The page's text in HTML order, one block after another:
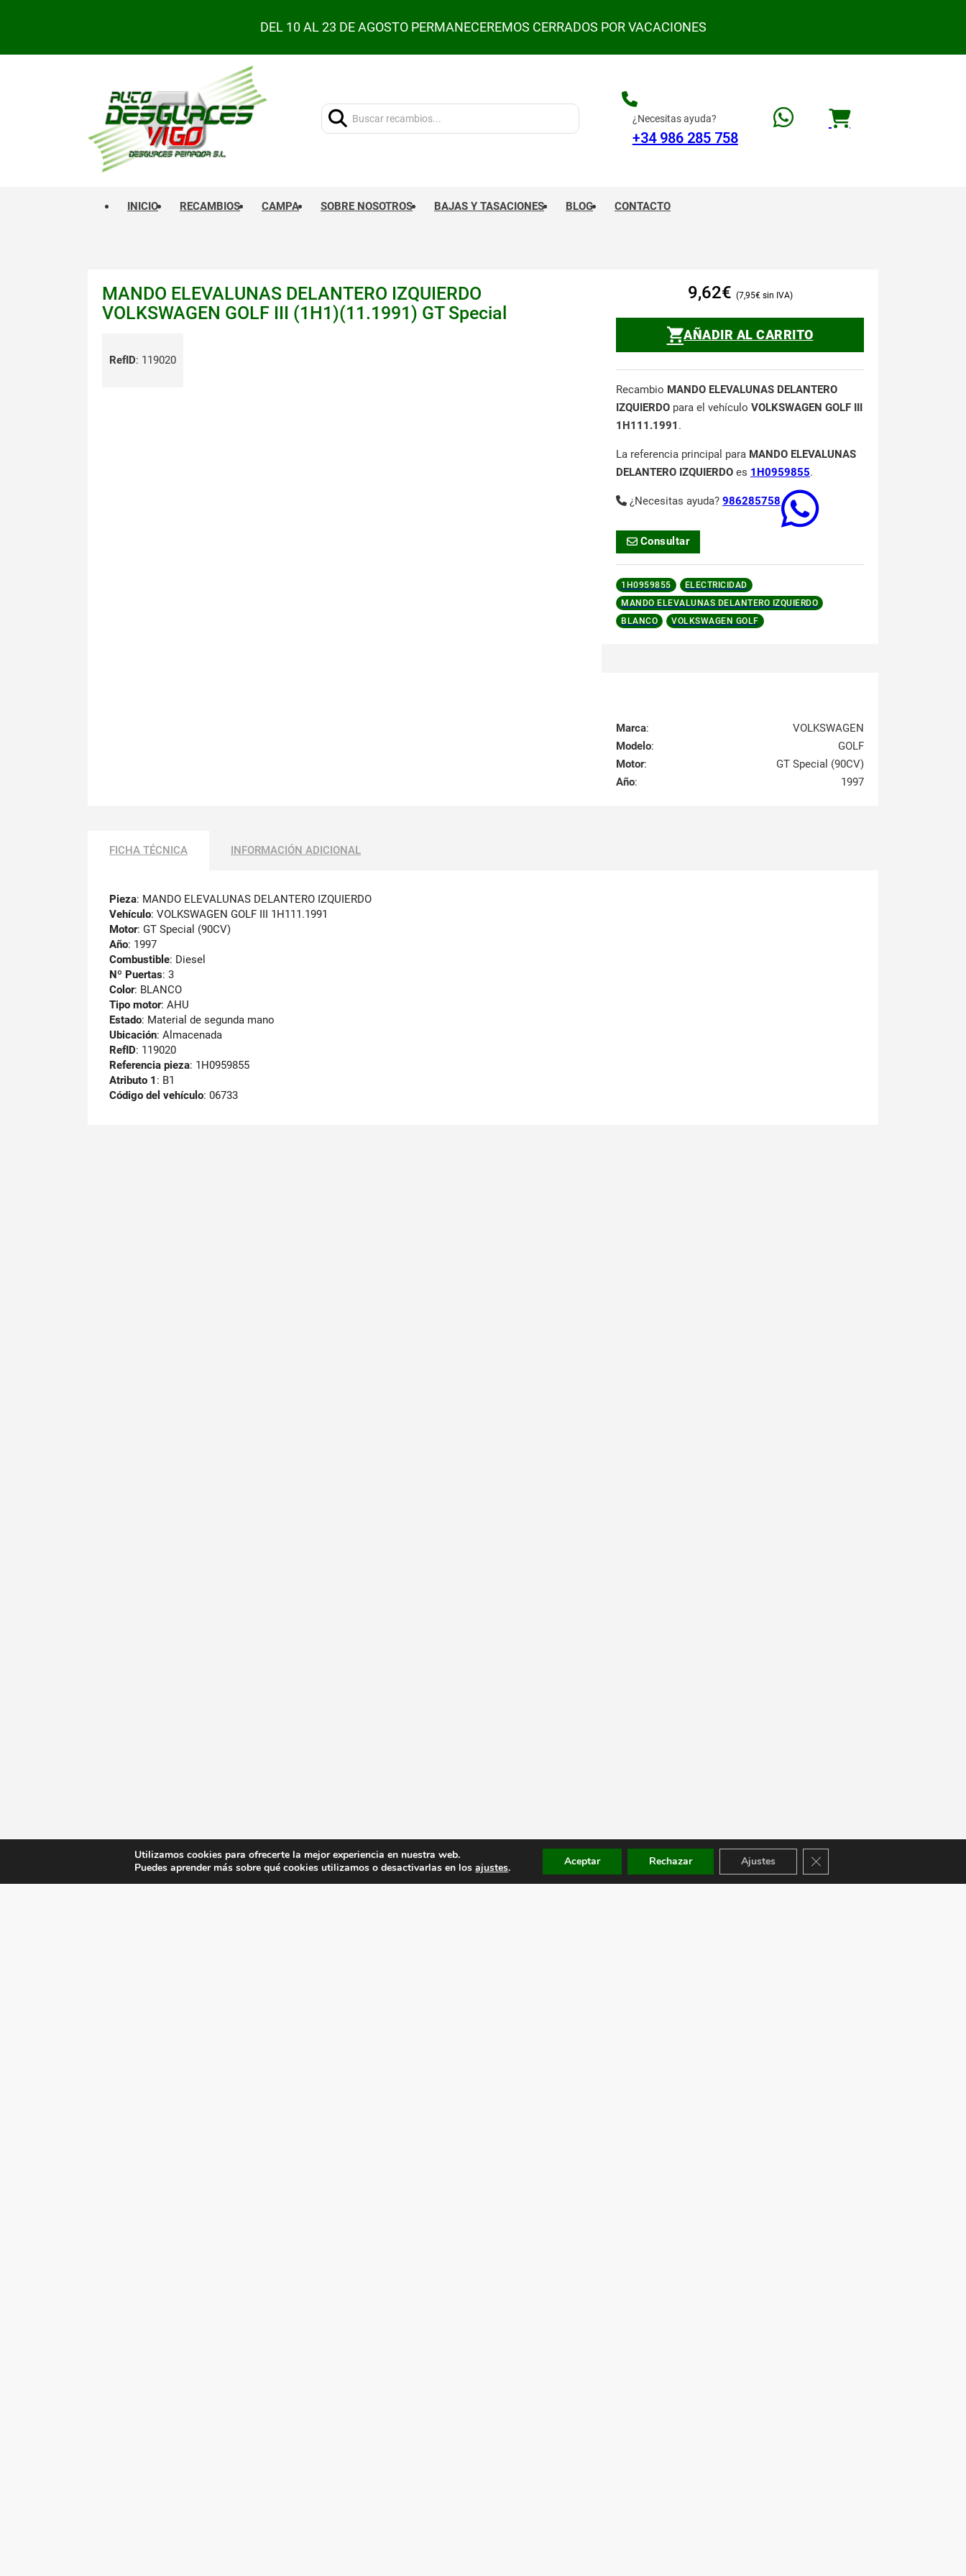
DEL 10 AL 23 DE AGOSTO PERMANECEREMOS CERRADOS POR VACACIONES
Buscar:
¿Necesitas ayuda?
+34 986 285 758
INICIO RECAMBIOS CAMPA SOBRE NOSOTROS BAJAS Y TASACIONES BLOG CONTACTO
MANDO ELEVALUNAS DELANTERO IZQUIERDO
VOLKSWAGEN GOLF III (1H1)(11.1991) GT Special
RefID: 119020
9,62€ 7,95€
AÑADIR AL CARRITO
Recambio MANDO ELEVALUNAS DELANTERO
IZQUIERDO para el vehículo VOLKSWAGEN GOLF III
1H111.1991 .
La referencia principal para MANDO ELEVALUNAS
DELANTERO IZQUIERDO es 1H0959855.
¿Necesitas ayuda? 986285758
Consultar
1H0959855
ELECTRICIDAD
MANDO ELEVALUNAS DELANTERO IZQUIERDO
BLANCO
VOLKSWAGEN GOLF
Marca:
VOLKSWAGEN
Modelo:
GOLF
Motor:
GT Special (90CV)
Año: 1997
FICHA TÉCNICA INFORMACIÓN ADICIONAL
Pieza: MANDO ELEVALUNAS DELANTERO IZQUIERDO
Vehículo: VOLKSWAGEN GOLF III 1H111.1991
Motor: GT Special (90CV)
Año: 1997
Combustible: Diesel
Nº Puertas: 3
Color: BLANCO
Tipo motor: AHU
Estado: Material de segunda mano
Ubicación: Almacenada
RefID: 119020
Referencia pieza: 1H0959855
Atributo 1 : B1
Código del vehículo: 06733
Utilizamos cookies para ofrecerte la mejor experiencia en nuestra web.
Puedes aprender más sobre qué cookies utilizamos o desactivarlas en losajustes. Aceptar Rechazar Ajustes Cerrar el banner de cookies RGPD